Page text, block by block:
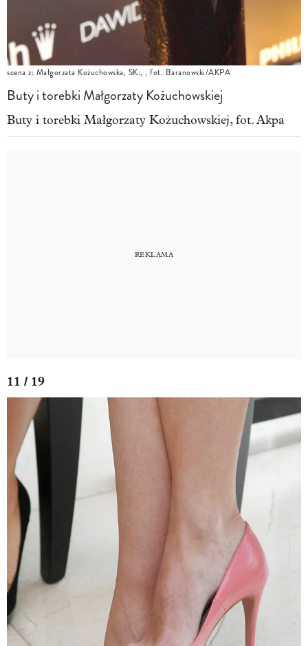
scena z: Małgorzata Kożuchowska, SK:, , fot. Baranowski/AKPA
Buty i torebki Małgorzaty Kożuchowskiej
Buty i torebki Małgorzaty Kożuchowskiej, fot. Akpa
11 / 19